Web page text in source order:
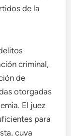
de la
criminal,
de
otorgadas
El juez
para
cuya